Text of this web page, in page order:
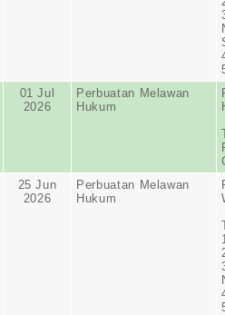
01 Jul
2026
Perbuatan Melawan
Hukum
25 Jun
2026
Perbuatan Melawan
Hukum